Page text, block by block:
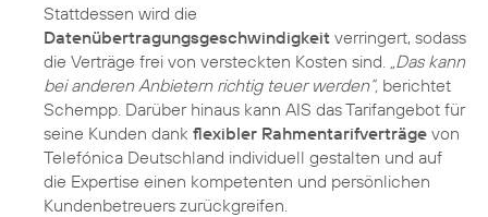
Stattdessen wird die
Datenübertragungsgeschwindigkeit verringert, sodass
die Verträge frei von versteckten Kosten sind.
„Das kann
bei anderen Anbietern richtig teuer werden“, berichtet
Schempp. Darüber hinaus kann AIS das Tarifangebot für
seine Kunden dank flexibler Rahmentarifverträge von
Telefónica Deutschland individuell gestalten und auf
die Expertise einen kompetenten und persönlichen
Kundenbetreuers zurückgreifen.